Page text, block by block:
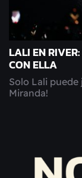
LALI EN
CON ELLA
Solo Lali
Miranda!